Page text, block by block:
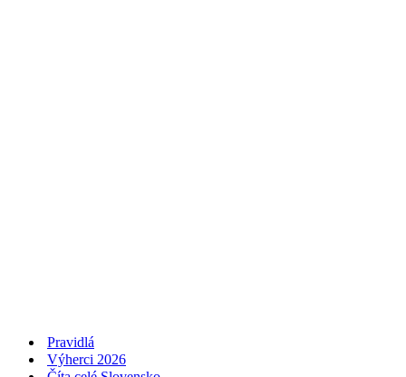
Pravidlá
Výherci 2026